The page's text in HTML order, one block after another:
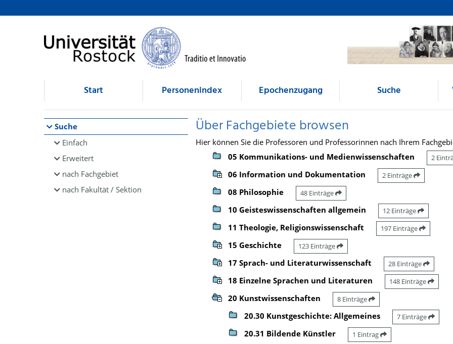
Browsen
direkt zum Inhalt
Start Personenindex Epochenzugang Suche
Suche
Einfach
Erweitert
nach Fachgebiet
nach Fakultät / Sektion
Über Fachgebiete browsen
Hier können Sie die Professoren und Professorinnen nach Ihrem
05 Kommunikations- und Medienwissenschaften
2
06 Information und Dokumentation 2 Einträge
08 Philosophie 48 Einträge
10 Geisteswissenschaften allgemein 12 Einträge
11 Theologie, Religionswissenschaft 197 Einträge
15 Geschichte 123 Einträge
17 Sprach- und Literaturwissenschaft 28 Einträge
18 Einzelne Sprachen und Literaturen 148 Einträge
20 Kunstwissenschaften 8 Einträge
20.30 Kunstgeschichte: Allgemeines 7 Einträge
20.31 Bildende Künstler 1 Eintrag